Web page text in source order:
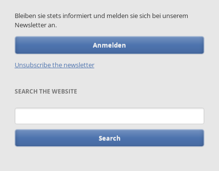
Bleiben sie stets informiert und melden sie sich bei unserem
Newsletter an.
Anmelden
Unsubscribe the newsletter
SEARCH THE WEBSITE
Keywords